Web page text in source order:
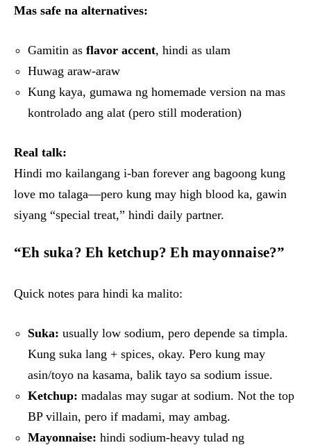
Mas safe na alternatives:
Gamitin as flavor accent, hindi as ulam
Huwag araw-araw
Kung kaya, gumawa ng homemade version na mas
kontrolado ang alat (pero still moderation)
Real talk:
Hindi mo kailangang i-ban forever ang bagoong kung
love mo talaga—pero kung may high blood ka, gawin
siyang “special treat,” hindi daily partner.
“Eh suka? Eh ketchup? Eh mayonnaise?”
Quick notes para hindi ka malito:
Suka: usually low sodium, pero depende sa timpla.
Kung suka lang + spices, okay. Pero kung may
asin/toyo na kasama, balik tayo sa sodium issue.
Ketchup: madalas may sugar at sodium. Not the top
BP villain, pero if madami, may ambag.
Mayonnaise: hindi sodium-heavy tulad ng